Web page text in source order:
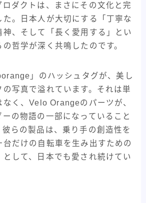
ダクトは、まさにその文化と完
。日本人が大切にする「丁寧な
神、そして「長く愛用する」とい
哲学が深く共鳴したのです。
」のハッシュタグが、美し
の写真で溢れています。それは単
なく、Velo Orangeのパーツが、
の物語の一部になっていること
らの製品は、乗り手の創造性を
だけの自転車を生み出すための
として、日本でも愛され続けてい